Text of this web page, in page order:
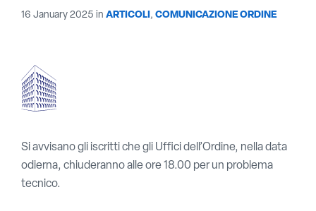
16 January 2025 in ARTICOLI, COMUNICAZIONE ORDINE
Si avvisano gli iscritti che gli Uffici dell’Ordine, nella data
odierna, chiuderanno alle ore 18.00 per un problema
tecnico.